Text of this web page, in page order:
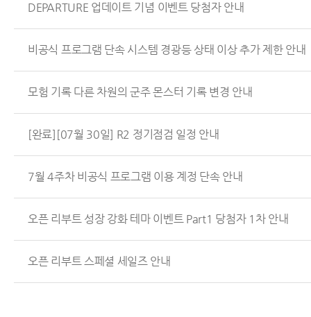
DEPARTURE 업데이트 기념 이벤트 당첨자 안내
비공식 프로그램 단속 시스템 경광등 상태 이상 추가 제한 안내
모험 기록 다른 차원의 군주 몬스터 기록 변경 안내
[완료][07월 30일] R2 정기점검 일정 안내
7월 4주차 비공식 프로그램 이용 계정 단속 안내
오픈 리부트 성장 강화 테마 이벤트 Part1 당첨자 1차 안내
오픈 리부트 스페셜 세일즈 안내